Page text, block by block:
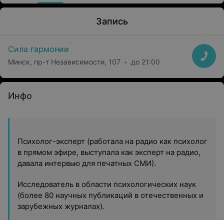
Запись
Сила гармонии
Минск, пр-т Независимости, 107 до 21:00
Инфо
Психолог-эксперт (работала на радио как психолог
в прямом эфире, выступала как эксперт на радио,
давала интервью для печатных СМИ).
Исследователь в области психологических наук
(более 80 научных публикаций в отечественных и
зарубежных журналах).